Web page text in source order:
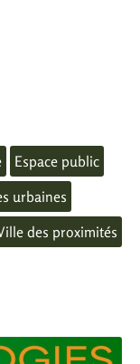
Espace public
urbaines
des proximités